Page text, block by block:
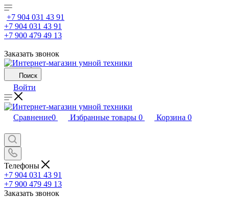
+7 904 031 43 91
+7 904 031 43 91
+7 900 479 49 13
Заказать звонок
Поиск
Войти
Сравнение0 Избранные товары 0 Корзина 0
Телефоны
+7 904 031 43 91
+7 900 479 49 13
Заказать звонок